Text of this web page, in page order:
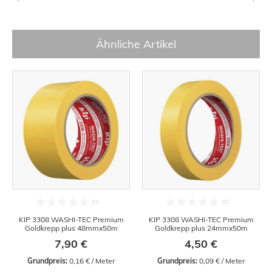
Ähnliche Artikel
KIP 3308 WASHI-TEC Premium
Goldkrepp plus 48mmx50m
7,90 €
Grundpreis: 0,16 € / Meter
KIP 3308 WASHI-TEC Premium
Goldkrepp plus 24mmx50m
4,50 €
Grundpreis: 0,09 € / Meter